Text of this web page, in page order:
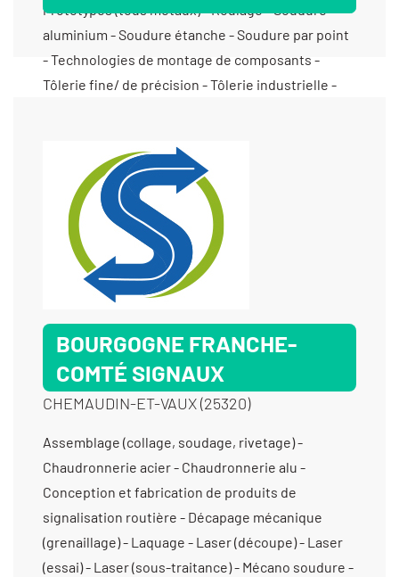
Prototypes (tous métaux) - Roulage - Soudure
aluminium - Soudure étanche - Soudure par point
- Technologies de montage de composants -
Tôlerie fine/ de précision - Tôlerie industrielle -
BOURGOGNE FRANCHE-
COMTÉ SIGNAUX
CHEMAUDIN-ET-VAUX (25320)
Assemblage (collage, soudage, rivetage) -
Chaudronnerie acier - Chaudronnerie alu -
Conception et fabrication de produits de
signalisation routière - Décapage mécanique
(grenaillage) - Laquage - Laser (découpe) - Laser
(essai) - Laser (sous-traitance) - Mécano soudure -